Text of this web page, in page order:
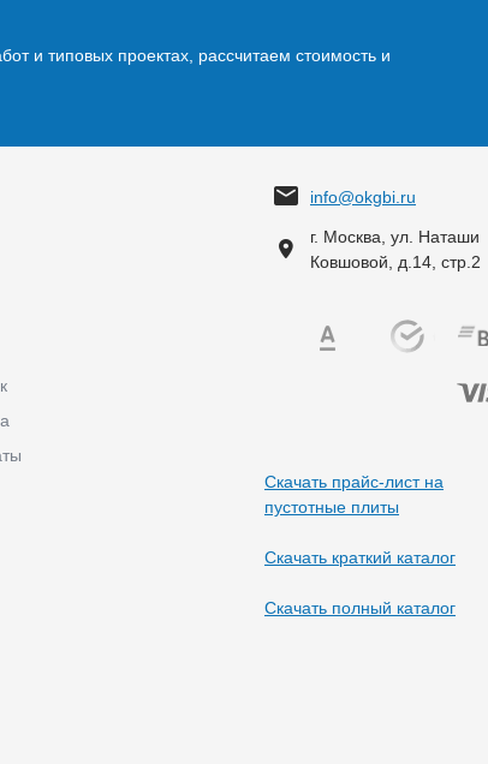
и типовых проектах, рассчитаем стоимость и
info@okgbi.ru
г. Москва, ул. Наташи
Ковшовой, д.14, стр.2
Скачать прайс-лист на
пустотные плиты
Скачать краткий каталог
Скачать полный каталог